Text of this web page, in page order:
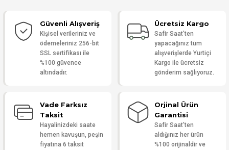
Yorum Yaz
Güvenli Alışveriş
Kişisel verileriniz ve
ödemeleriniz 256-bit
SSL sertifikası ile
%100 güvence
altındadır.
Ücretsiz Kargo
Safir Saat'ten
yapacağınız tüm
alışverişlerde Yurtiçi
Kargo ile ücretsiz
gönderim sağlıyoruz.
Vade Farksız
Taksit
Hayalinizdeki saate
hemen kavuşun, peşin
fiyatına 6 taksit
Orjinal Ürün
Garantisi
Safir Saat'ten
aldığınız her ürün
%100 orijinaldir ve